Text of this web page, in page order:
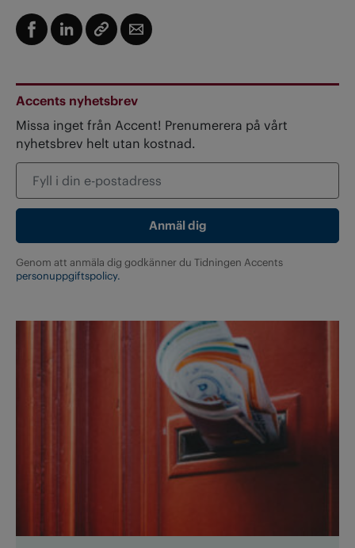
Accents nyhetsbrev
Missa inget från Accent! Prenumerera på vårt
nyhetsbrev helt utan kostnad.
Genom att anmäla dig godkänner du Tidningen Accents
personuppgiftspolicy.